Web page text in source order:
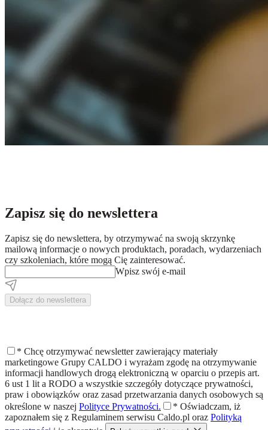
Zapisz się do newslettera
Zapisz się do newslettera, by otrzymywać na swoją skrzynkę
mailową informacje o nowych produktach, poradach, wydarzeniach
czy szkoleniach, które mogą Cię zainteresować.
Wpisz swój e-mail
Dołącz do newslettera
* Chcę otrzymywać newsletter zawierający materiały
marketingowe Grupy CALDO i wyrażam zgodę na otrzymywanie
informacji handlowych drogą elektroniczną w oparciu o przepis art.
6 ust 1 lit a RODO a wszystkie szczegóły dotyczące prywatności,
praw i obowiązków oraz zasad przetwarzania danych osobowych są
określone w naszej Polityce Prywatności. * Oświadczam, iż
zapoznałem się z Regulaminem serwisu Caldo.pl oraz Polityką